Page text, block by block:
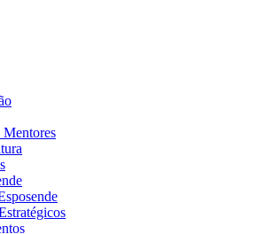
Mentores